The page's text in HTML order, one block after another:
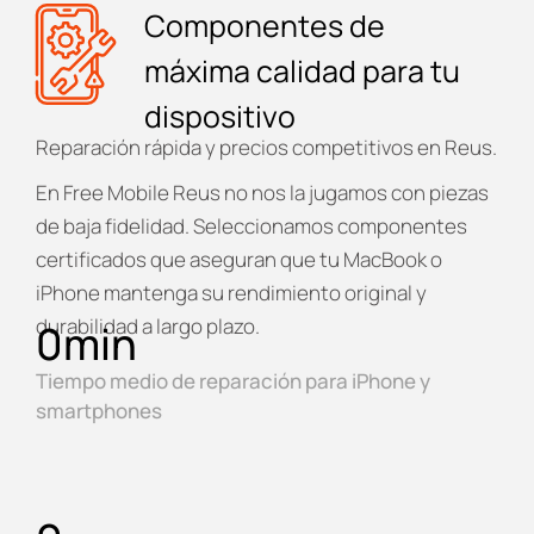
Componentes de
máxima calidad para tu
dispositivo
Reparación rápida y precios competitivos en Reus.
En Free Mobile Reus no nos la jugamos con piezas
de baja fidelidad. Seleccionamos componentes
certificados que aseguran que tu MacBook o
iPhone mantenga su rendimiento original y
durabilidad a largo plazo.
Tiempo medio de reparación para iPhone y
smartphones
0min